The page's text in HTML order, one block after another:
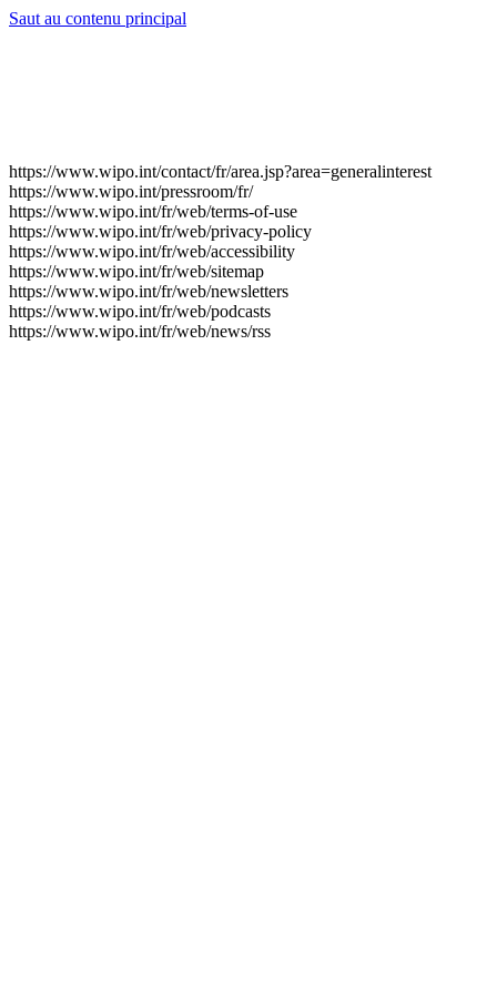
Saut au contenu principal
https://www.wipo.int/contact/fr/area.jsp?area=generalinterest
https://www.wipo.int/pressroom/fr/
https://www.wipo.int/fr/web/terms-of-use
https://www.wipo.int/fr/web/privacy-policy
https://www.wipo.int/fr/web/accessibility
https://www.wipo.int/fr/web/sitemap
https://www.wipo.int/fr/web/newsletters
https://www.wipo.int/fr/web/podcasts
https://www.wipo.int/fr/web/news/rss